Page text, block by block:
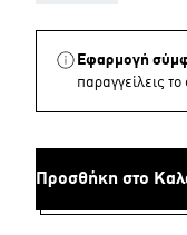
Εφαρμογή
παραγγείλεις
Προσθήκη στο